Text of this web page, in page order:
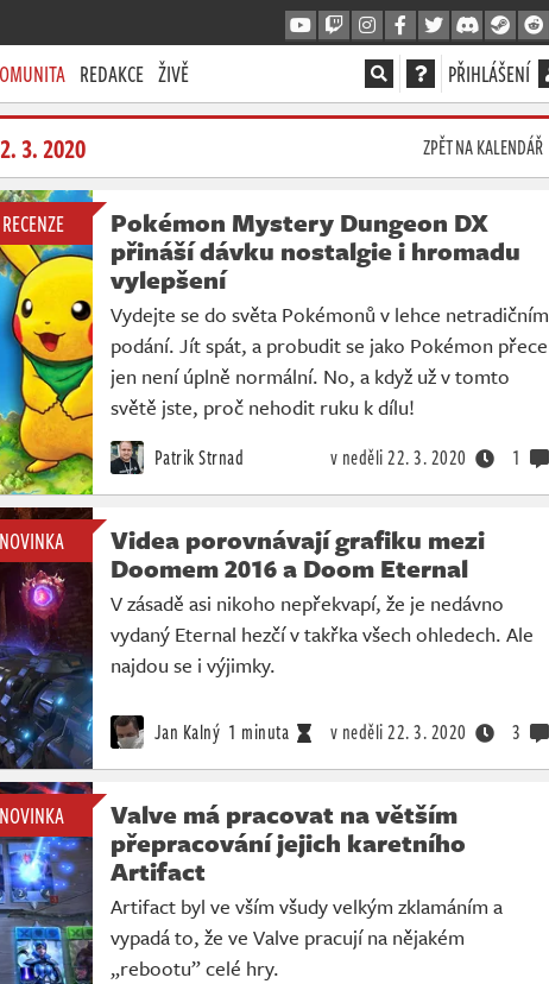
REDAKCE ŽIVĚ PŘIHLÁŠENÍ
3. 2020 ZPĚT NA KALENDÁŘ
RECENZE
Pokémon Mystery Dungeon DX
přináší dávku nostalgie i hromadu
vylepšení
Vydejte se do světa Pokémonů v lehce netradičním
podání. Jít spát, a probudit se jako Pokémon přece
jen není úplně normální. No, a když už v tomto
světě jste, proč nehodit ruku k dílu!
Patrik Strnad v neděli22. 3. 2020 1
NOVINKA
Videa porovnávají grafiku mezi
Doomem 2016 a Doom Eternal
V zásadě asi nikoho nepřekvapí, že je nedávno
vydaný Eternal hezčí v takřka všech ohledech. Ale
najdou se i výjimky.
Jan Kalný 1 minuta v neděli22. 3. 2020 3
NOVINKA
Valve má pracovat na větším
přepracování jejich karetního
Artifact
Artifact byl ve vším všudy velkým zklamáním a
vypadá to, že ve Valve pracují na nějakém
„rebootu” celé hry.